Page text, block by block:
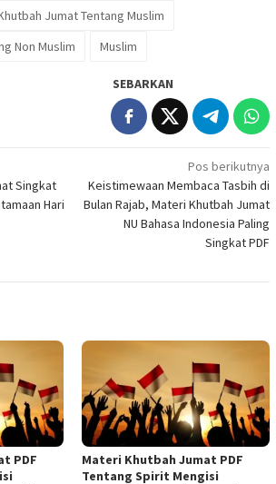
Jumat Tentang Muslim
Non Muslim
Muslim
SEBARKAN
Singkat
Hari
Pos berikutnya
Keistimewaan Membaca Tasbih di
Bulan Rajab, Materi Khutbah Jumat
NU Bahasa Indonesia Paling
Singkat PDF
PDF
Materi Khutbah Jumat PDF
Tentang Spirit Mengisi